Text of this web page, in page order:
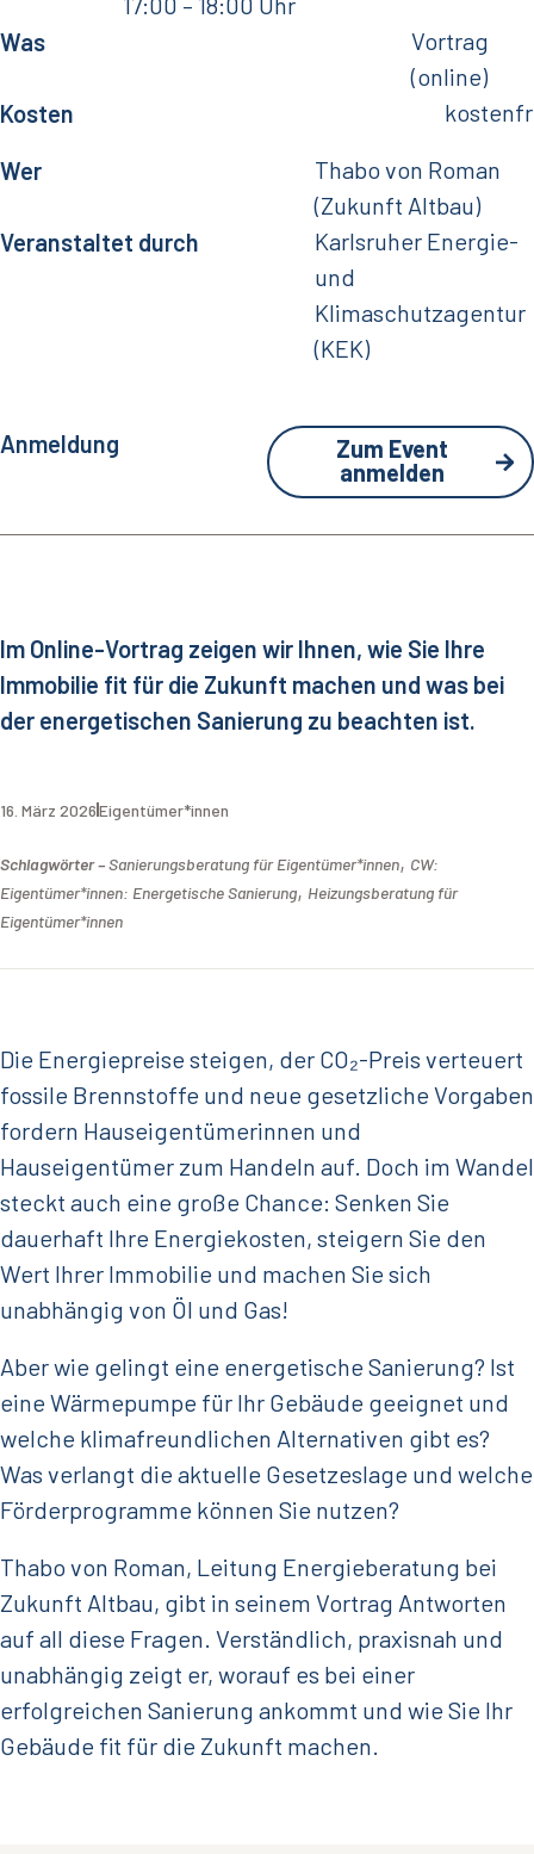
Was
Vortrag
(online)
Kosten
Wer
Thabo von Roman
(Zukunft Altbau)
Veranstaltet durch
Karlsruher Energie-
und
Klimaschutzagentur
(KEK)
Anmeldung
Zum Event
anmelden
Im Online-Vortrag zeigen wir Ihnen, wie Sie Ihre
Immobilie fit für die Zukunft machen und was bei
der energetischen Sanierung zu beachten ist.
16. März 2026Eigentümer*innen
Schlagwörter –Sanierungsberatung für Eigentümer*innen, CW:
Eigentümer*innen: Energetische Sanierung, Heizungsberatung für
Eigentümer*innen
Die Energiepreise steigen, der CO₂-Preis verteuert
fossile Brennstoffe und neue gesetzliche Vorgaben
fordern Hauseigentümerinnen und
Hauseigentümer zum Handeln auf. Doch im Wandel
steckt auch eine große Chance: Senken Sie
dauerhaft Ihre Energiekosten, steigern Sie den
Wert Ihrer Immobilie und machen Sie sich
unabhängig von Öl und Gas!
Aber wie gelingt eine energetische Sanierung? Ist
eine Wärmepumpe für Ihr Gebäude geeignet und
welche klimafreundlichen Alternativen gibt es?
Was verlangt die aktuelle Gesetzeslage und welche
Förderprogramme können Sie nutzen?
Thabo von Roman, Leitung Energieberatung bei
Zukunft Altbau, gibt in seinem Vortrag Antworten
auf all diese Fragen. Verständlich, praxisnah und
unabhängig zeigt er, worauf es bei einer
erfolgreichen Sanierung ankommt und wie Sie Ihr
Gebäude fit für die Zukunft machen.